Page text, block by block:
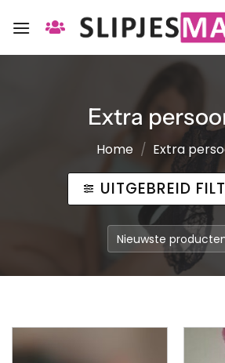
naar
Extra
Home / Extra
UITGEBREID